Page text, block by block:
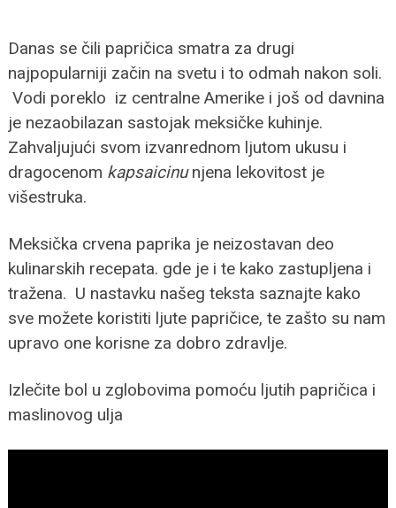
Danas se čili papričica smatra za drugi
najpopularniji začin na svetu i to odmah nakon soli.
Vodi poreklo iz centralne Amerike i još od davnina
je nezaobilazan sastojak meksičke kuhinje.
Zahvaljujući svom izvanrednom ljutom ukusu i
dragocenom kapsaicinunjena lekovitost je
višestruka.
Meksička crvena paprika je neizostavan deo
kulinarskih recepata. gde je i te kako zastupljena i
tražena. U nastavku našeg teksta saznajte kako
sve možete koristiti ljute papričice, te zašto su nam
upravo one korisne za dobro zdravlje.
Izlečite bol u zglobovima pomoću ljutih papričica i
maslinovog ulja